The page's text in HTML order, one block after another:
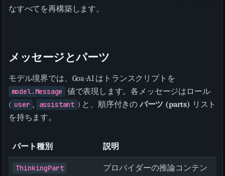
なすべてを再構築します。
メッセージとパーツ
モデル境界では、Goa-AI はトランスクリプトを
model.Message
値で表現します。各メッセージはロール
( user , assistant ) と、順序付きの パーツ (parts) リスト
を持ちます。
パート種別 説明
ThinkingPart
プロバイダーの推論コンテン